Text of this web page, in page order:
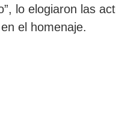
, lo elogiaron las
en el homenaje.